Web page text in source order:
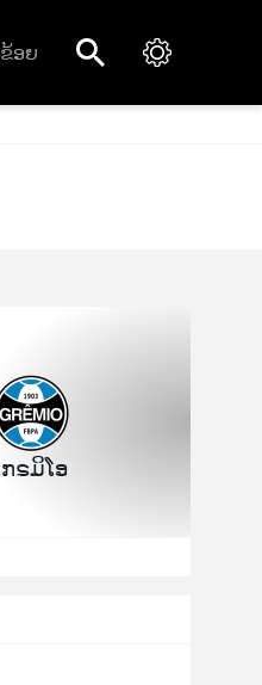
ອຍ
ກຣມິໂອ